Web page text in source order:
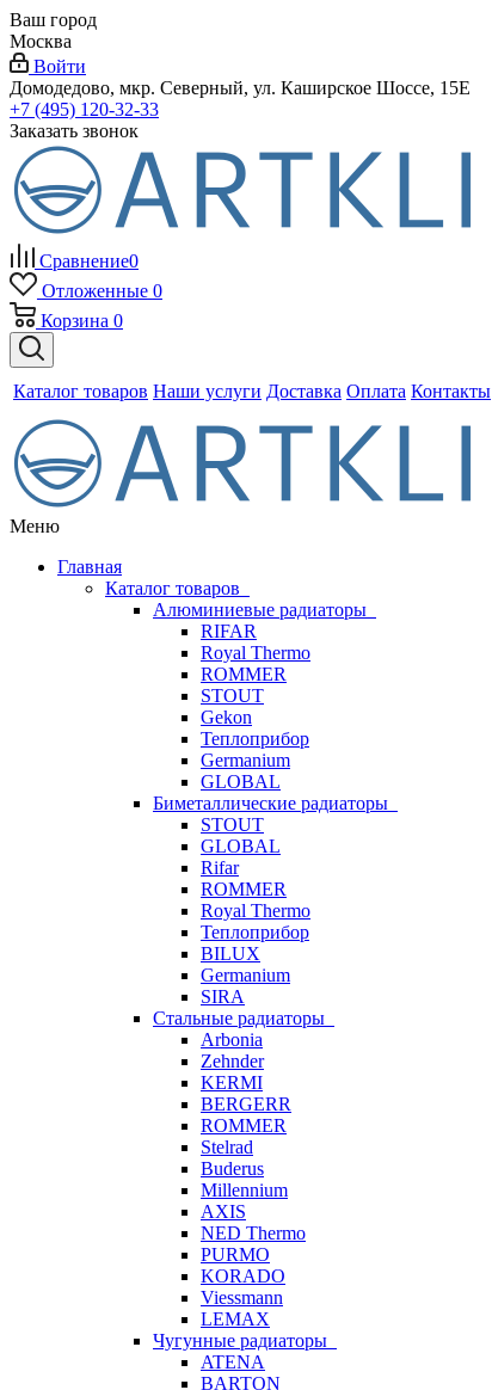
Ваш город
Москва
Войти
Домодедово, мкр. Северный, ул. Каширское Шоссе, 15Е
+7 (495) 120-32-33
Заказать звонок
Сравнение0
Отложенные 0
Корзина 0
Каталог товаров Наши услуги Доставка Оплата Контакты
Меню
Главная
Каталог товаров
Алюминиевые радиаторы
RIFAR
Royal Thermo
ROMMER
STOUT
Gekon
Теплоприбор
Germanium
GLOBAL
Биметаллические радиаторы
STOUT
GLOBAL
Rifar
ROMMER
Royal Thermo
Теплоприбор
BILUX
Germanium
SIRA
Стальные радиаторы
Arbonia
Zehnder
KERMI
BERGERR
ROMMER
Stelrad
Buderus
Millennium
AXIS
NED Thermo
PURMO
KORADO
Viessmann
LEMAX
Чугунные радиаторы
ATENA
BARTON